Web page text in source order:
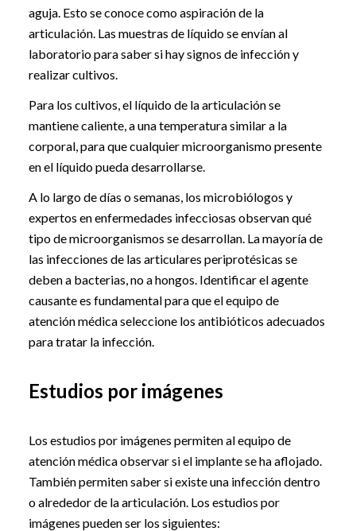
aguja. Esto se conoce como aspiración de la
articulación. Las muestras de líquido se envían al
laboratorio para saber si hay signos de infección y
realizar cultivos.
Para los cultivos, el líquido de la articulación se
mantiene caliente, a una temperatura similar a la
corporal, para que cualquier microorganismo presente
en el líquido pueda desarrollarse.
A lo largo de días o semanas, los microbiólogos y
expertos en enfermedades infecciosas observan qué
tipo de microorganismos se desarrollan. La mayoría de
las infecciones de las articulares periprotésicas se
deben a bacterias, no a hongos. Identificar el agente
causante es fundamental para que el equipo de
atención médica seleccione los antibióticos adecuados
para tratar la infección.
Estudios por imágenes
Los estudios por imágenes permiten al equipo de
atención médica observar si el implante se ha aflojado.
También permiten saber si existe una infección dentro
o alrededor de la articulación. Los estudios por
imágenes pueden ser los siguientes: